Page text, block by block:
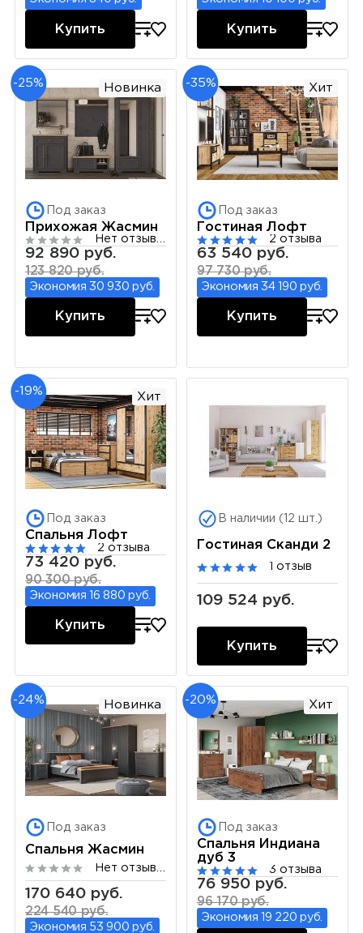
Купить Купить
-25% Новинка
Под заказ
Прихожая Жасмин
92 890 руб.
123 820 руб.
Экономия 30 930 руб.
Купить
-35% Хит
Под заказ
Гостиная Лофт
2 отзыва
63 540 руб.
97 730 руб.
Экономия 34 190 руб.
Купить
-19% Хит
Под заказ
Спальня Лофт
2 отзыва
73 420 руб.
90 300 руб.
Экономия 16 880 руб.
Купить
В наличии (12 шт.)
Гостиная Сканди 2
1 отзыв
109 524 руб.
Купить
-24% Новинка
Под заказ
Спальня Жасмин
170 640 руб.
224 540 руб.
Экономия 53 900 руб.
-20% Хит
Под заказ
Спальня Индиана
дуб 3
3 отзыва
76 950 руб.
96 170 руб.
Экономия 19 220 руб.